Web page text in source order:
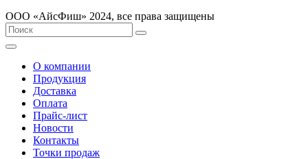
ООО «AйсФиш» 2024, все права защищены
О компании
Продукция
Доставка
Оплата
Прайс-лист
Новости
Контакты
Точки продаж